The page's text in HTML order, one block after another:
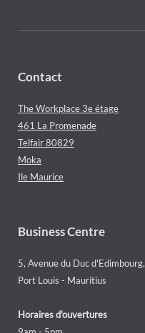
Contact
The Workplace 3e étage
461 La Promenade
Telfair 80829
Moka
Ile Maurice
Business Centre
5, Avenue du Duc d'Edimbourg,
Port Louis - Mauritius
Horaires d'ouvertures